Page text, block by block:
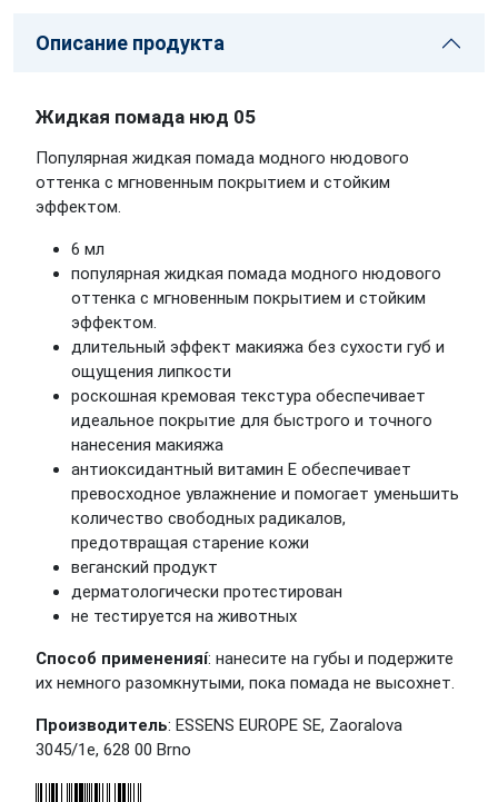
Описание продукта
Жидкая помада нюд 05
Популярная жидкая помада модного нюдового
оттенка с мгновенным покрытием и стойким
эффектом.
6 мл
популярная жидкая помада модного нюдового
оттенка с мгновенным покрытием и стойким
эффектом.
длительный эффект макияжа без сухости губ и
ощущения липкости
роскошная кремовая текстура обеспечивает
идеальное покрытие для быстрого и точного
нанесения макияжа
антиоксидантный витамин Е обеспечивает
превосходное увлажнение и помогает уменьшить
количество свободных радикалов,
предотвращая старение кожи
веганский продукт
дерматологически протестирован
не тестируется на животных
Способ примененияí: нанесите на губы и подержите
их немного разомкнутыми, пока помада не высохнет.
Производитель: ESSENS EUROPE SE, Zaoralova
3045/1e, 628 00 Brno